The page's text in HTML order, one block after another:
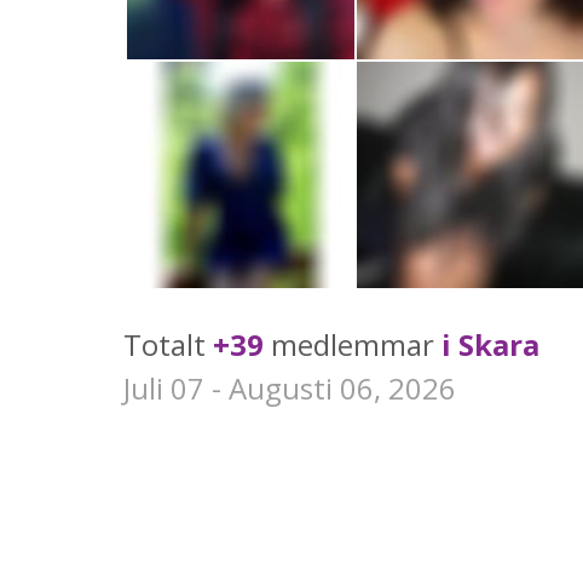
Totalt +39 medlemmar i Skara
Juli 07 - Augusti 06, 2026